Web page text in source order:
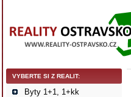
VYBERTE SI Z REALIT:
Byty 1+1, 1+kk